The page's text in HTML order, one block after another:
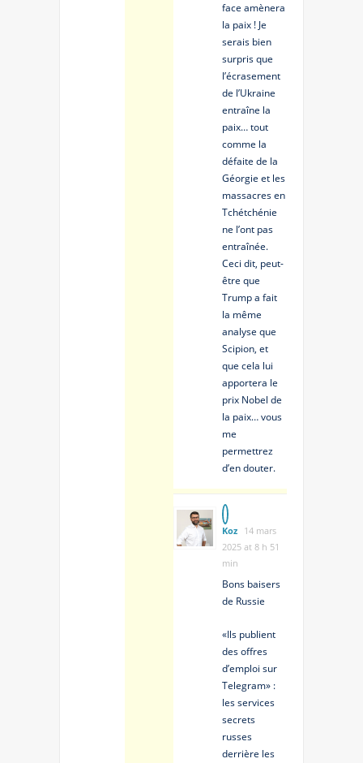
face amènera
la paix ! Je
serais bien
surpris que
l’écrasement
de l’Ukraine
entraîne la
paix… tout
comme la
défaite de la
Géorgie et les
massacres en
Tchétchénie
ne l’ont pas
entraînée.
Ceci dit, peut-
être que
Trump a fait
la même
analyse que
Scipion, et
que cela lui
apportera le
prix Nobel de
la paix… vous
me
permettrez
d’en douter.
Koz 14 mars
2025 at 8 h 51
min
Bons baisers
de Russie
«Ils publient
des offres
d’emploi sur
Telegram» :
les services
secrets
russes
derrière les